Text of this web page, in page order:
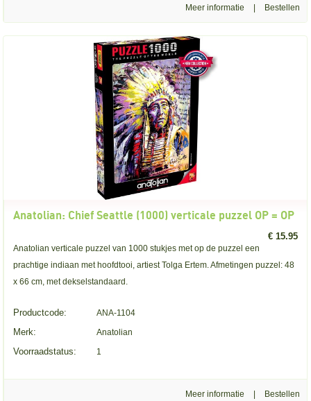
Meer informatie
Anatolian: Chief Seattle (1000) verticale puzzel OP = OP
€ 15.95
Anatolian verticale puzzel van 1000 stukjes met op de puzzel een
prachtige indiaan met hoofdtooi, artiest Tolga Ertem. Afmetingen puzzel: 48
x 66 cm, met dekselstandaard.
Productcode: ANA-1104
Merk: Anatolian
Voorraadstatus: 1
Meer informatie